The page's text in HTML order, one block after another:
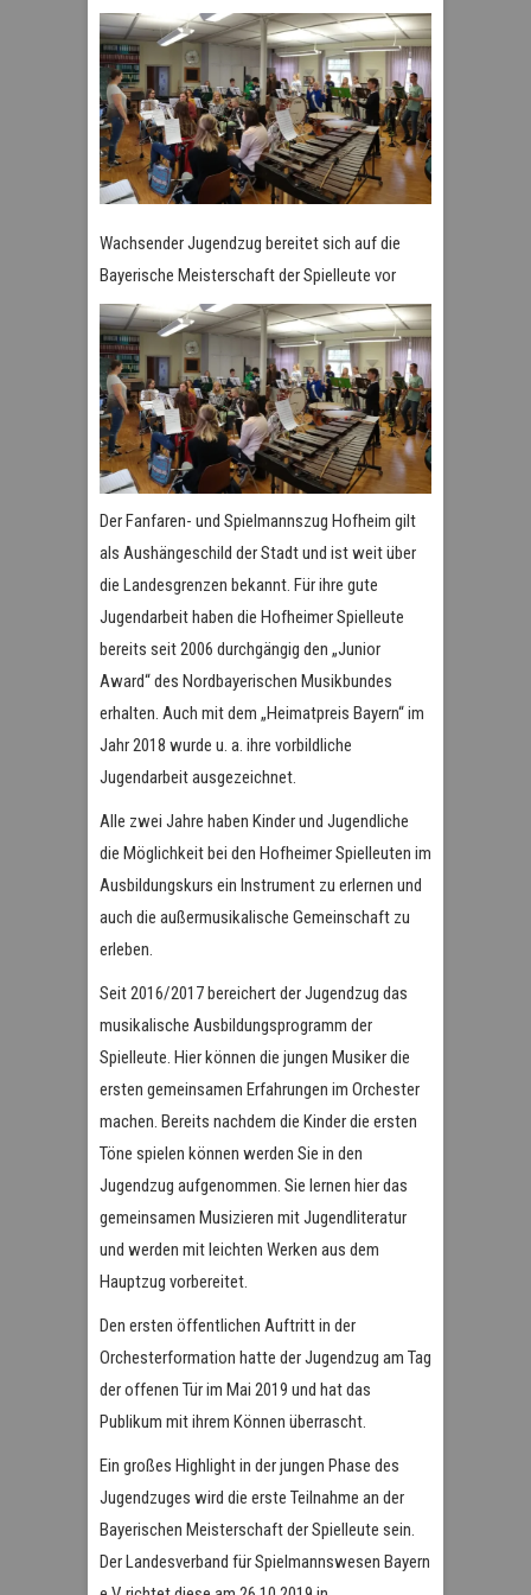
Wachsender Jugendzug bereitet sich auf die
Bayerische Meisterschaft der Spielleute vor
Der Fanfaren- und Spielmannszug Hofheim gilt
als Aushängeschild der Stadt und ist weit über
die Landesgrenzen bekannt. Für ihre gute
Jugendarbeit haben die Hofheimer Spielleute
bereits seit 2006 durchgängig den „Junior
Award“ des Nordbayerischen Musikbundes
erhalten. Auch mit dem „Heimatpreis Bayern“ im
Jahr 2018 wurde u. a. ihre vorbildliche
Jugendarbeit ausgezeichnet.
Alle zwei Jahre haben Kinder und Jugendliche
die Möglichkeit bei den Hofheimer Spielleuten im
Ausbildungskurs ein Instrument zu erlernen und
auch die außermusikalische Gemeinschaft zu
erleben.
Seit 2016/2017 bereichert der Jugendzug das
musikalische Ausbildungsprogramm der
Spielleute. Hier können die jungen Musiker die
ersten gemeinsamen Erfahrungen im Orchester
machen. Bereits nachdem die Kinder die ersten
Töne spielen können werden Sie in den
Jugendzug aufgenommen. Sie lernen hier das
gemeinsamen Musizieren mit Jugendliteratur
und werden mit leichten Werken aus dem
Hauptzug vorbereitet.
Den ersten öffentlichen Auftritt in der
Orchesterformation hatte der Jugendzug am Tag
der offenen Tür im Mai 2019 und hat das
Publikum mit ihrem Können überrascht.
Ein großes Highlight in der jungen Phase des
Jugendzuges wird die erste Teilnahme an der
Bayerischen Meisterschaft der Spielleute sein.
Der Landesverband für Spielmannswesen Bayern